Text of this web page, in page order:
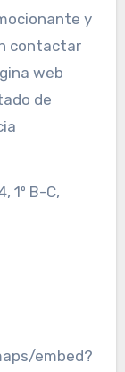
y
contactar
web
de
1º B-C,
embed?